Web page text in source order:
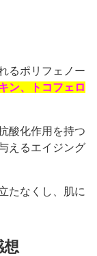
るポリフェノー
ン、トコフェロ
酸化作用を持つ
えるエイジング
たなくし、肌に